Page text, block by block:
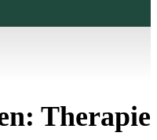
Therapie